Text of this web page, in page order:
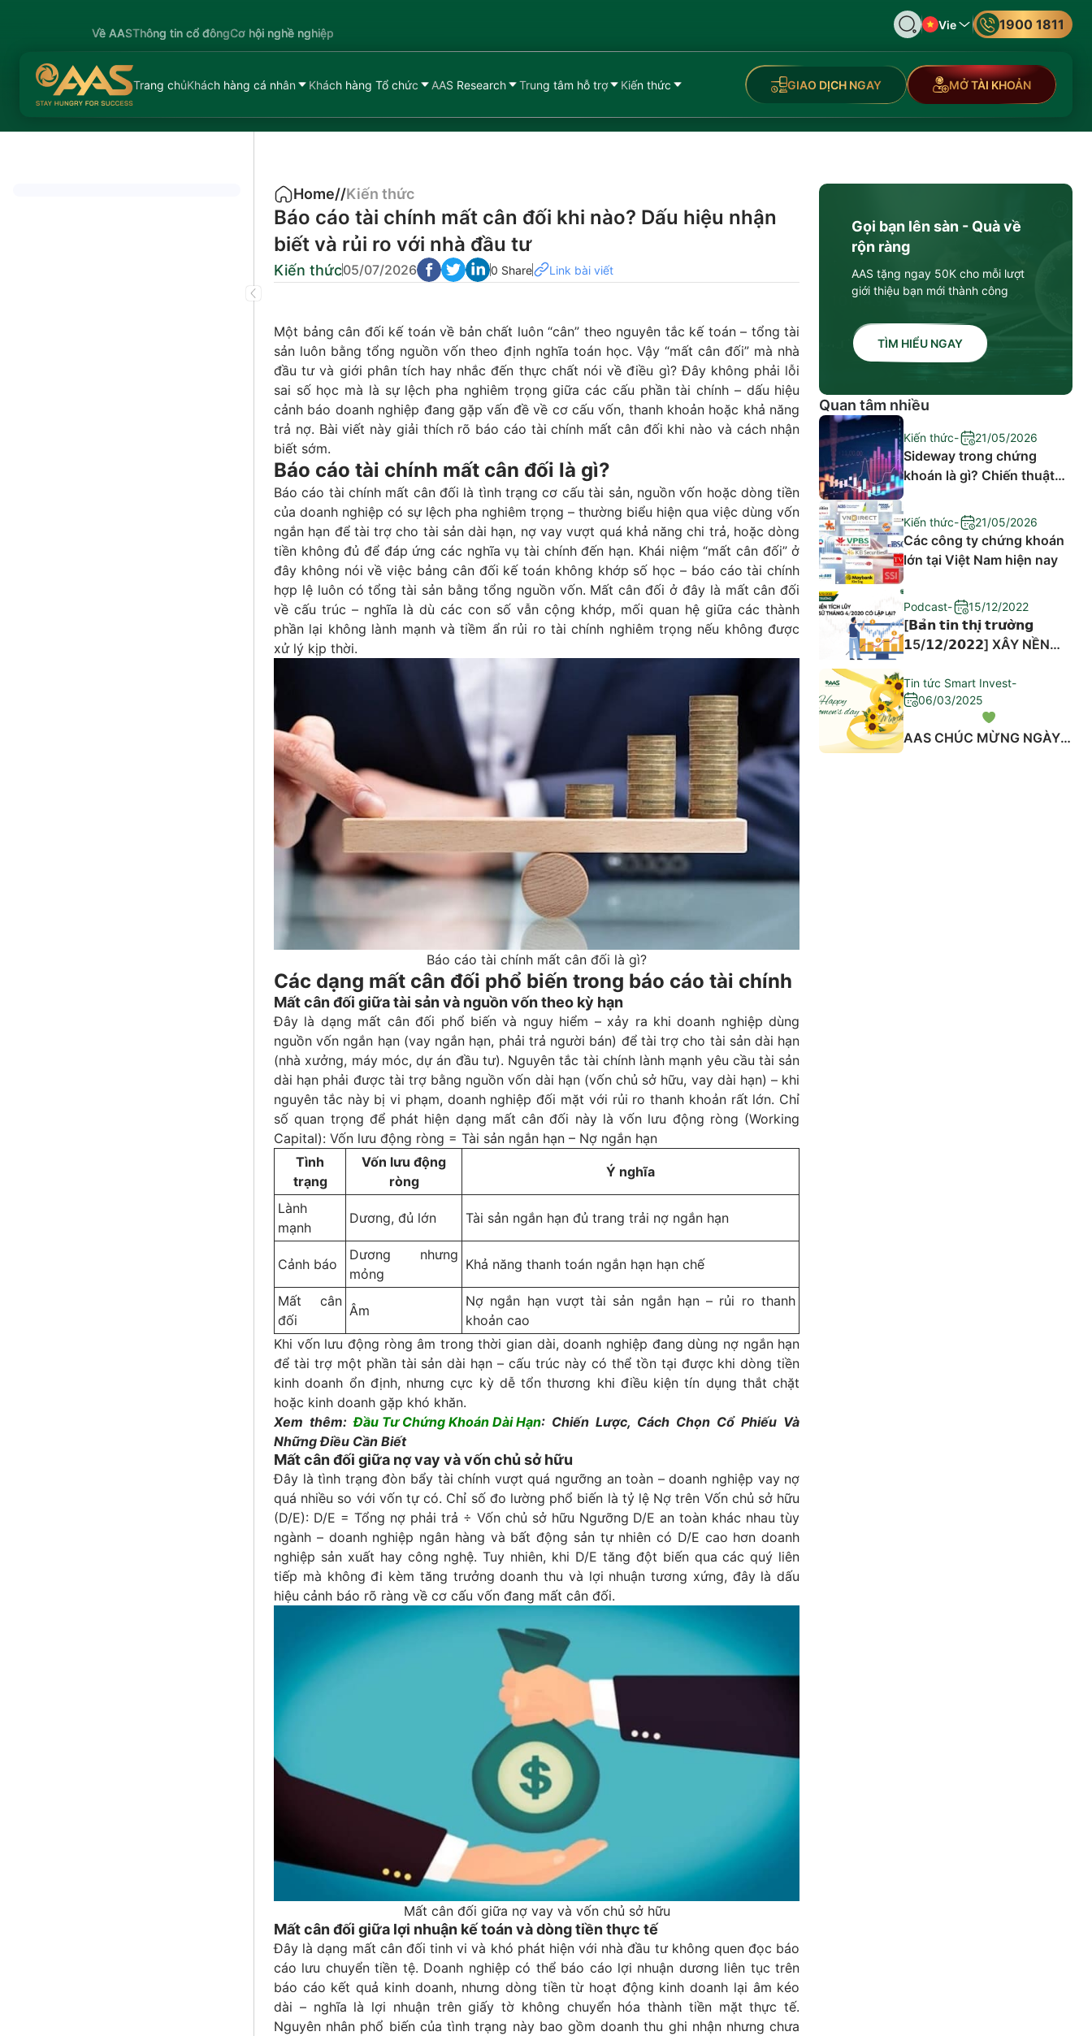
Về AASThông tin cổ đôngCơ hội nghề nghiệp
Vie 1900 1811
Trang chủKhách hàng cá nhân Khách hàng Tổ chức AAS Research Trung tâm hỗ trợ Kiến thức GIAO DỊCH NGAY MỞ TÀI KHOẢN
Home//Kiến thức
Báo cáo tài chính mất cân đối khi nào? Dấu hiệu nhận
biết và rủi ro với nhà đầu tư
Kiến thức05/07/2026 0 Share Link bài viết
Một bảng cân đối kế toán về bản chất luôn “cân” theo nguyên tắc kế toán – tổng tài
sản luôn bằng tổng nguồn vốn theo định nghĩa toán học. Vậy “mất cân đối” mà nhà
đầu tư và giới phân tích hay nhắc đến thực chất nói về điều gì? Đây không phải lỗi
sai số học mà là sự lệch pha nghiêm trọng giữa các cấu phần tài chính – dấu hiệu
cảnh báo doanh nghiệp đang gặp vấn đề về cơ cấu vốn, thanh khoản hoặc khả năng
trả nợ. Bài viết này giải thích rõ báo cáo tài chính mất cân đối khi nào và cách nhận
biết sớm.
Báo cáo tài chính mất cân đối là gì?
Báo cáo tài chính mất cân đối là tình trạng cơ cấu tài sản, nguồn vốn hoặc dòng tiền
của doanh nghiệp có sự lệch pha nghiêm trọng – thường biểu hiện qua việc dùng vốn
ngắn hạn để tài trợ cho tài sản dài hạn, nợ vay vượt quá khả năng chi trả, hoặc dòng
tiền không đủ để đáp ứng các nghĩa vụ tài chính đến hạn. Khái niệm “mất cân đối” ở
đây không nói về việc bảng cân đối kế toán không khớp số học – báo cáo tài chính
hợp lệ luôn có tổng tài sản bằng tổng nguồn vốn. Mất cân đối ở đây là mất cân đối
về cấu trúc – nghĩa là dù các con số vẫn cộng khớp, mối quan hệ giữa các thành
phần lại không lành mạnh và tiềm ẩn rủi ro tài chính nghiêm trọng nếu không được
xử lý kịp thời.
Báo cáo tài chính mất cân đối là gì?
Các dạng mất cân đối phổ biến trong báo cáo tài chính
Mất cân đối giữa tài sản và nguồn vốn theo kỳ hạn
Đây là dạng mất cân đối phổ biến và nguy hiểm – xảy ra khi doanh nghiệp dùng
nguồn vốn ngắn hạn (vay ngắn hạn, phải trả người bán) để tài trợ cho tài sản dài hạn
(nhà xưởng, máy móc, dự án đầu tư). Nguyên tắc tài chính lành mạnh yêu cầu tài sản
dài hạn phải được tài trợ bằng nguồn vốn dài hạn (vốn chủ sở hữu, vay dài hạn) – khi
nguyên tắc này bị vi phạm, doanh nghiệp đối mặt với rủi ro thanh khoản rất lớn. Chỉ
số quan trọng để phát hiện dạng mất cân đối này là vốn lưu động ròng (Working
Capital): Vốn lưu động ròng = Tài sản ngắn hạn – Nợ ngắn hạn
Tình
trạng
Vốn lưu động
ròng
Ý nghĩa
Lành
mạnh
Dương, đủ lớn Tài sản ngắn hạn đủ trang trải nợ ngắn hạn
Cảnh báo
Dương nhưng
mỏng
Khả năng thanh toán ngắn hạn hạn chế
Mất cân
đối
Âm
Nợ ngắn hạn vượt tài sản ngắn hạn – rủi ro thanh
khoản cao
Khi vốn lưu động ròng âm trong thời gian dài, doanh nghiệp đang dùng nợ ngắn hạn
để tài trợ một phần tài sản dài hạn – cấu trúc này có thể tồn tại được khi dòng tiền
kinh doanh ổn định, nhưng cực kỳ dễ tổn thương khi điều kiện tín dụng thắt chặt
hoặc kinh doanh gặp khó khăn.
Xem thêm:Đầu Tư Chứng Khoán Dài Hạn: Chiến Lược, Cách Chọn Cổ Phiếu Và
Những Điều Cần Biết
Mất cân đối giữa nợ vay và vốn chủ sở hữu
Đây là tình trạng đòn bẩy tài chính vượt quá ngưỡng an toàn – doanh nghiệp vay nợ
quá nhiều so với vốn tự có. Chỉ số đo lường phổ biến là tỷ lệ Nợ trên Vốn chủ sở hữu
(D/E): D/E = Tổng nợ phải trả ÷ Vốn chủ sở hữu Ngưỡng D/E an toàn khác nhau tùy
ngành – doanh nghiệp ngân hàng và bất động sản tự nhiên có D/E cao hơn doanh
nghiệp sản xuất hay công nghệ. Tuy nhiên, khi D/E tăng đột biến qua các quý liên
tiếp mà không đi kèm tăng trưởng doanh thu và lợi nhuận tương xứng, đây là dấu
hiệu cảnh báo rõ ràng về cơ cấu vốn đang mất cân đối.
Mất cân đối giữa nợ vay và vốn chủ sở hữu
Mất cân đối giữa lợi nhuận kế toán và dòng tiền thực tế
Đây là dạng mất cân đối tinh vi và khó phát hiện với nhà đầu tư không quen đọc báo
cáo lưu chuyển tiền tệ. Doanh nghiệp có thể báo cáo lợi nhuận dương liên tục trên
báo cáo kết quả kinh doanh, nhưng dòng tiền từ hoạt động kinh doanh lại âm kéo
dài – nghĩa là lợi nhuận trên giấy tờ không chuyển hóa thành tiền mặt thực tế.
Nguyên nhân phổ biến của tình trạng này bao gồm doanh thu ghi nhận nhưng chưa
Gọi bạn lên sàn - Quà về
rộn ràng
AAS tặng ngay 50K cho mỗi lượt
giới thiệu bạn mới thành công
TÌM HIỂU NGAY
Quan tâm nhiều
Kiến thức- 21/05/2026
Sideway trong chứng
khoán là gì? Chiến thuật
Kiến thức- 21/05/2026
Các công ty chứng khoán
lớn tại Việt Nam hiện nay
Podcast- 15/12/2022
[𝗕𝗮̉𝗻 𝘁𝗶𝗻 𝘁𝗵𝗶̣ 𝘁𝗿𝘂̛𝗼̛̀𝗻𝗴
𝟭5/𝟭𝟮/𝟮𝟬𝟮𝟮] XÂY NỀN
THÁNG 4/2020 CÓ LẶP
LẠI?
Tin tức Smart Invest-
06/03/2025
AAS CHÚC MỪNG NGÀY